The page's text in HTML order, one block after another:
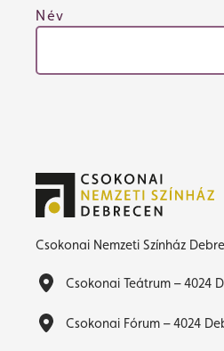
Név
Csokonai Nemzeti Színház
Csokonai Teátrum – 4024
Csokonai Fórum – 4024